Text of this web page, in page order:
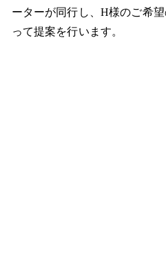
ーターが同行し、H様のご希
って提案を行います。